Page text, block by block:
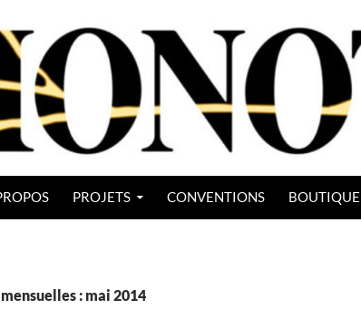
PROJETS CONVENTIONS BOUTIQUE
: mai 2014